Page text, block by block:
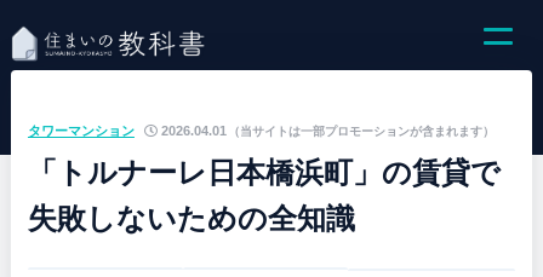
（当サイトは一部プロモーションが含まれます）
タワーマンション 2026.04.01
「トルナーレ日本橋浜町」の賃貸で
失敗しないための全知識